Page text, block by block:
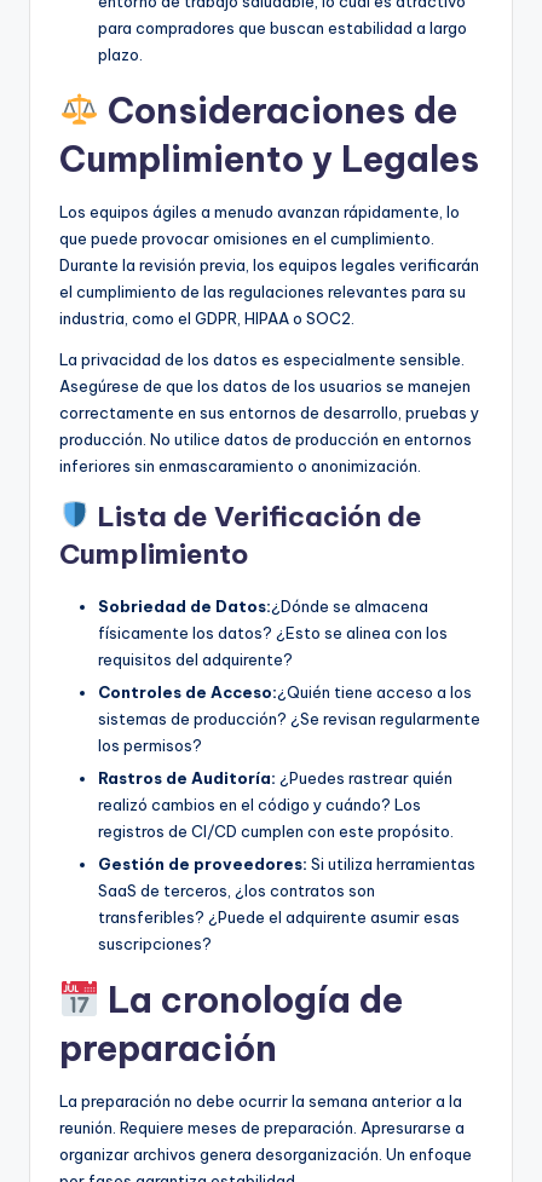
para compradores que buscan estabilidad a largo
plazo.
Consideraciones de
Cumplimiento y Legales
Los equipos ágiles a menudo avanzan rápidamente, lo
que puede provocar omisiones en el cumplimiento.
Durante la revisión previa, los equipos legales verificarán
el cumplimiento de las regulaciones relevantes para su
industria, como el GDPR, HIPAA o SOC2.
La privacidad de los datos es especialmente sensible.
Asegúrese de que los datos de los usuarios se manejen
correctamente en sus entornos de desarrollo, pruebas y
producción. No utilice datos de producción en entornos
inferiores sin enmascaramiento o anonimización.
Lista de Verificación de
Cumplimiento
Sobriedad de Datos:¿Dónde se almacena
físicamente los datos? ¿Esto se alinea con los
requisitos del adquirente?
Controles de Acceso:¿Quién tiene acceso a los
sistemas de producción? ¿Se revisan regularmente
los permisos?
Rastros de Auditoría: ¿Puedes rastrear quién
realizó cambios en el código y cuándo? Los
registros de CI/CD cumplen con este propósito.
Gestión de proveedores: Si utiliza herramientas
SaaS de terceros, ¿los contratos son
transferibles? ¿Puede el adquirente asumir esas
suscripciones?
La cronología de
preparación
La preparación no debe ocurrir la semana anterior a la
reunión. Requiere meses de preparación. Apresurarse a
organizar archivos genera desorganización. Un enfoque